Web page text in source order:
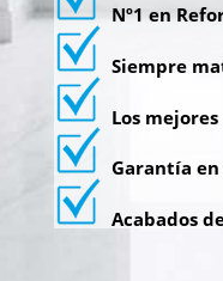
Nº1 en
Siempre
Los
Garantía en
Acabados